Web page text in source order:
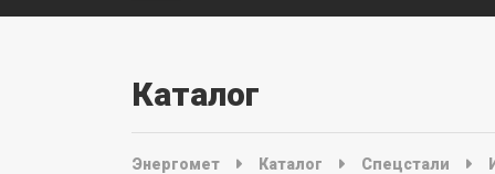
Каталог
Энергомет Каталог Спецстали